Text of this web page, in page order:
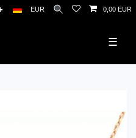
EUR 0,00 EUR
☰